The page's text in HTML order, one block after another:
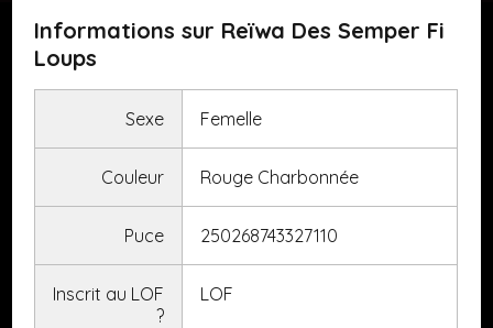
Informations sur Reïwa Des Semper Fi
Loups
Sexe Femelle
Couleur Rouge Charbonnée
Puce 250268743327110
Inscrit au LOF
?
LOF